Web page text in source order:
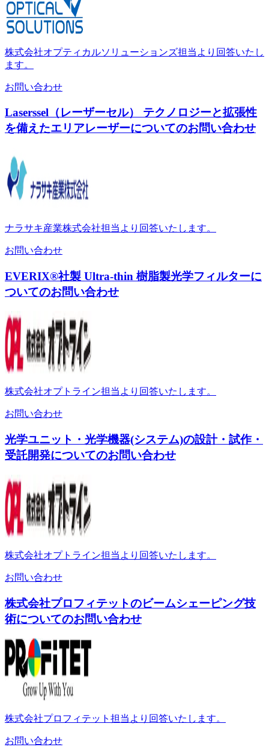
株式会社オプティカルソリューションズ担当より回答いたし
ます。
お問い合わせ
Laserssel（レーザーセル） テクノロジーと拡張性
を備えたエリアレーザーについてのお問い合わせ
ナラサキ産業株式会社担当より回答いたします。
お問い合わせ
EVERIX®社製 Ultra-thin 樹脂製光学フィルターに
ついてのお問い合わせ
株式会社オプトライン担当より回答いたします。
お問い合わせ
光学ユニット・光学機器(システム)の設計・試作・
受託開発についてのお問い合わせ
株式会社オプトライン担当より回答いたします。
お問い合わせ
株式会社プロフィテットのビームシェーピング技
術についてのお問い合わせ
株式会社プロフィテット担当より回答いたします。
お問い合わせ